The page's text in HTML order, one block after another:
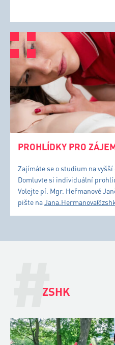
PROHLÍDKY PRO
Zajímáte se o studium na
Domluvte si individuální
Volejte pí. Mgr. Heřmanové
pište na
#
ZSHK